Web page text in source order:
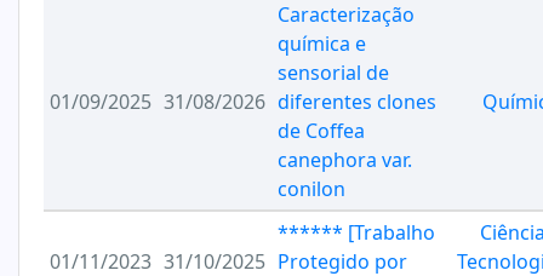
01/09/2025 31/08/2026
Caracterização
química e
sensorial de
diferentes clones
de Coffea
canephora var.
conilon
01/11/2023 31/10/2025
****** [Trabalho
Protegido por